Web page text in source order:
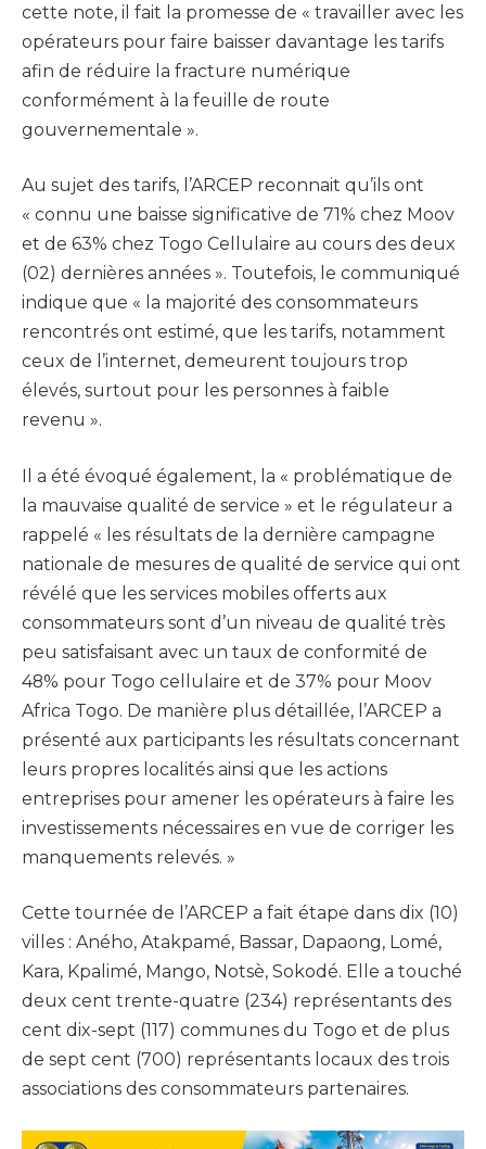
cette note, il fait la promesse de « travailler avec les
opérateurs pour faire baisser davantage les tarifs
afin de réduire la fracture numérique
conformément à la feuille de route
gouvernementale ».
Au sujet des tarifs, l’ARCEP reconnait qu’ils ont
« connu une baisse significative de 71% chez Moov
et de 63% chez Togo Cellulaire au cours des deux
(02) dernières années ». Toutefois, le communiqué
indique que « la majorité des consommateurs
rencontrés ont estimé, que les tarifs, notamment
ceux de l’internet, demeurent toujours trop
élevés, surtout pour les personnes à faible
revenu ».
Il a été évoqué également, la « problématique de
la mauvaise qualité de service » et le régulateur a
rappelé « les résultats de la dernière campagne
nationale de mesures de qualité de service qui ont
révélé que les services mobiles offerts aux
consommateurs sont d’un niveau de qualité très
peu satisfaisant avec un taux de conformité de
48% pour Togo cellulaire et de 37% pour Moov
Africa Togo. De manière plus détaillée, l’ARCEP a
présenté aux participants les résultats concernant
leurs propres localités ainsi que les actions
entreprises pour amener les opérateurs à faire les
investissements nécessaires en vue de corriger les
manquements relevés. »
Cette tournée de l’ARCEP a fait étape dans dix (10)
villes : Aného, Atakpamé, Bassar, Dapaong, Lomé,
Kara, Kpalimé, Mango, Notsè, Sokodé. Elle a touché
deux cent trente-quatre (234) représentants des
cent dix-sept (117) communes du Togo et de plus
de sept cent (700) représentants locaux des trois
associations des consommateurs partenaires.